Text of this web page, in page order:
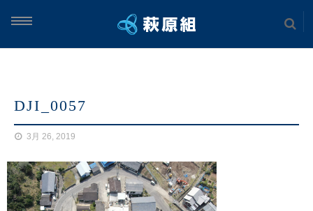
内
木工事
DJI_0057
3月 26, 2019